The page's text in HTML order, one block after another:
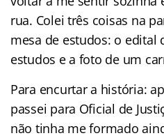
rua. Colei três coisas na
mesa de estudos: o edital
estudos e a foto de um
Para encurtar a história:
passei para Oficial de
não tinha me formado